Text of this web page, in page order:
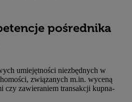
pośrednika
umiejętności niezbędnych w
związanych m.in. wyceną
czy zawieraniem transakcji kupna-